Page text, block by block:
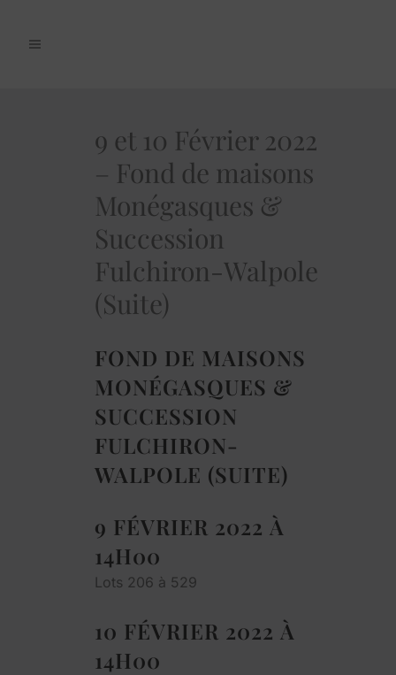
9 et 10 Février 2022
– Fond de maisons
Monégasques &
Succession
Fulchiron-Walpole
(Suite)
FOND DE MAISONS
MONÉGASQUES &
SUCCESSION
FULCHIRON-
WALPOLE (SUITE)
9 FÉVRIER 2022 À
14H00
Lots 206 à 529
10 FÉVRIER 2022 À
14H00